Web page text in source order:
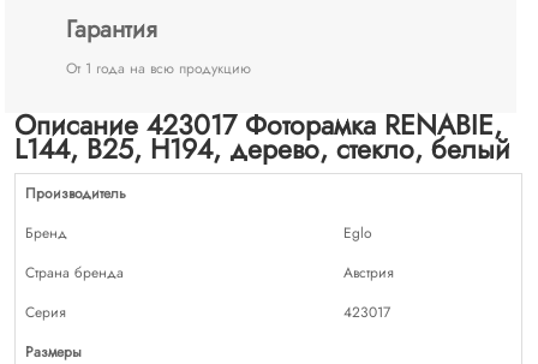
Гарантия
От 1 года на всю продукцию
Описание 423017 Фоторамка RENABIE,
L144, B25, H194, дерево, стекло, белый
Производитель
Бренд
Eglo
Страна бренда
Австрия
Серия
423017
Размеры